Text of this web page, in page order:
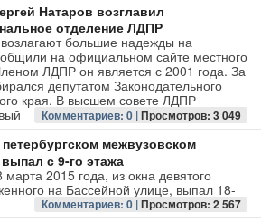
Натаров возглавил
отделение ЛДПР
большие надежды на
на официальном сайте местного
ЛДПР он является с 2001 года. За
депутатом Законодательного
края. В высшем совете ЛДПР
Комментариев: 0 |Просмотров: 3 049
межвузовском
с 9-го этажа
2015 года, из окна девятого
на Бассейной улице, выпал 18-
Комментариев: 0 |Просмотров: 2 567